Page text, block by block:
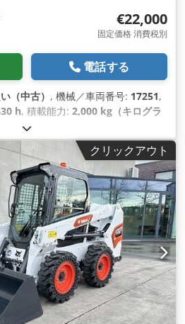
€22,000
固定価格 消費税別
電話する
（中古） , 機械／車両番号: 17251,
h, 積載能力: 2,000 kg（キログラ
リーリフト:
ーゼル, マスト型式:トリプレック
ォーク長: 1,050 mm, フロントタイ
輪タイヤサイズ:6.50-10
, 総重量:
クリックアウト